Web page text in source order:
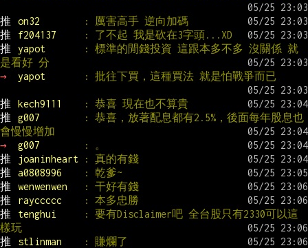
推 on32
: 厲害高手 逆向加碼
推
f204137
: 了不起 我是砍在3字頭...XD
推
yapot
: 標準的閒錢投資 這跟本多不多 沒關係 就
是看好 分
→
yapot : 批往下買，這種買法 就是怕戰爭而已
推 kech9111
: 恭喜 現在也不算貴
推
g007
: 恭喜，放著配息都有2.5%，後面每年股息也
會慢慢增加
→
g007
: 。
推
joaninheart
: 真的有錢
推
a0808996
: 乾爹~
推
wenwenwen
: 干好有錢
推
rayccccc
: 本多忠勝
推
tenghui
: 要有Disclaimer吧 全台股只有2330可以這
樣玩
推
stlinman
: 賺爛了